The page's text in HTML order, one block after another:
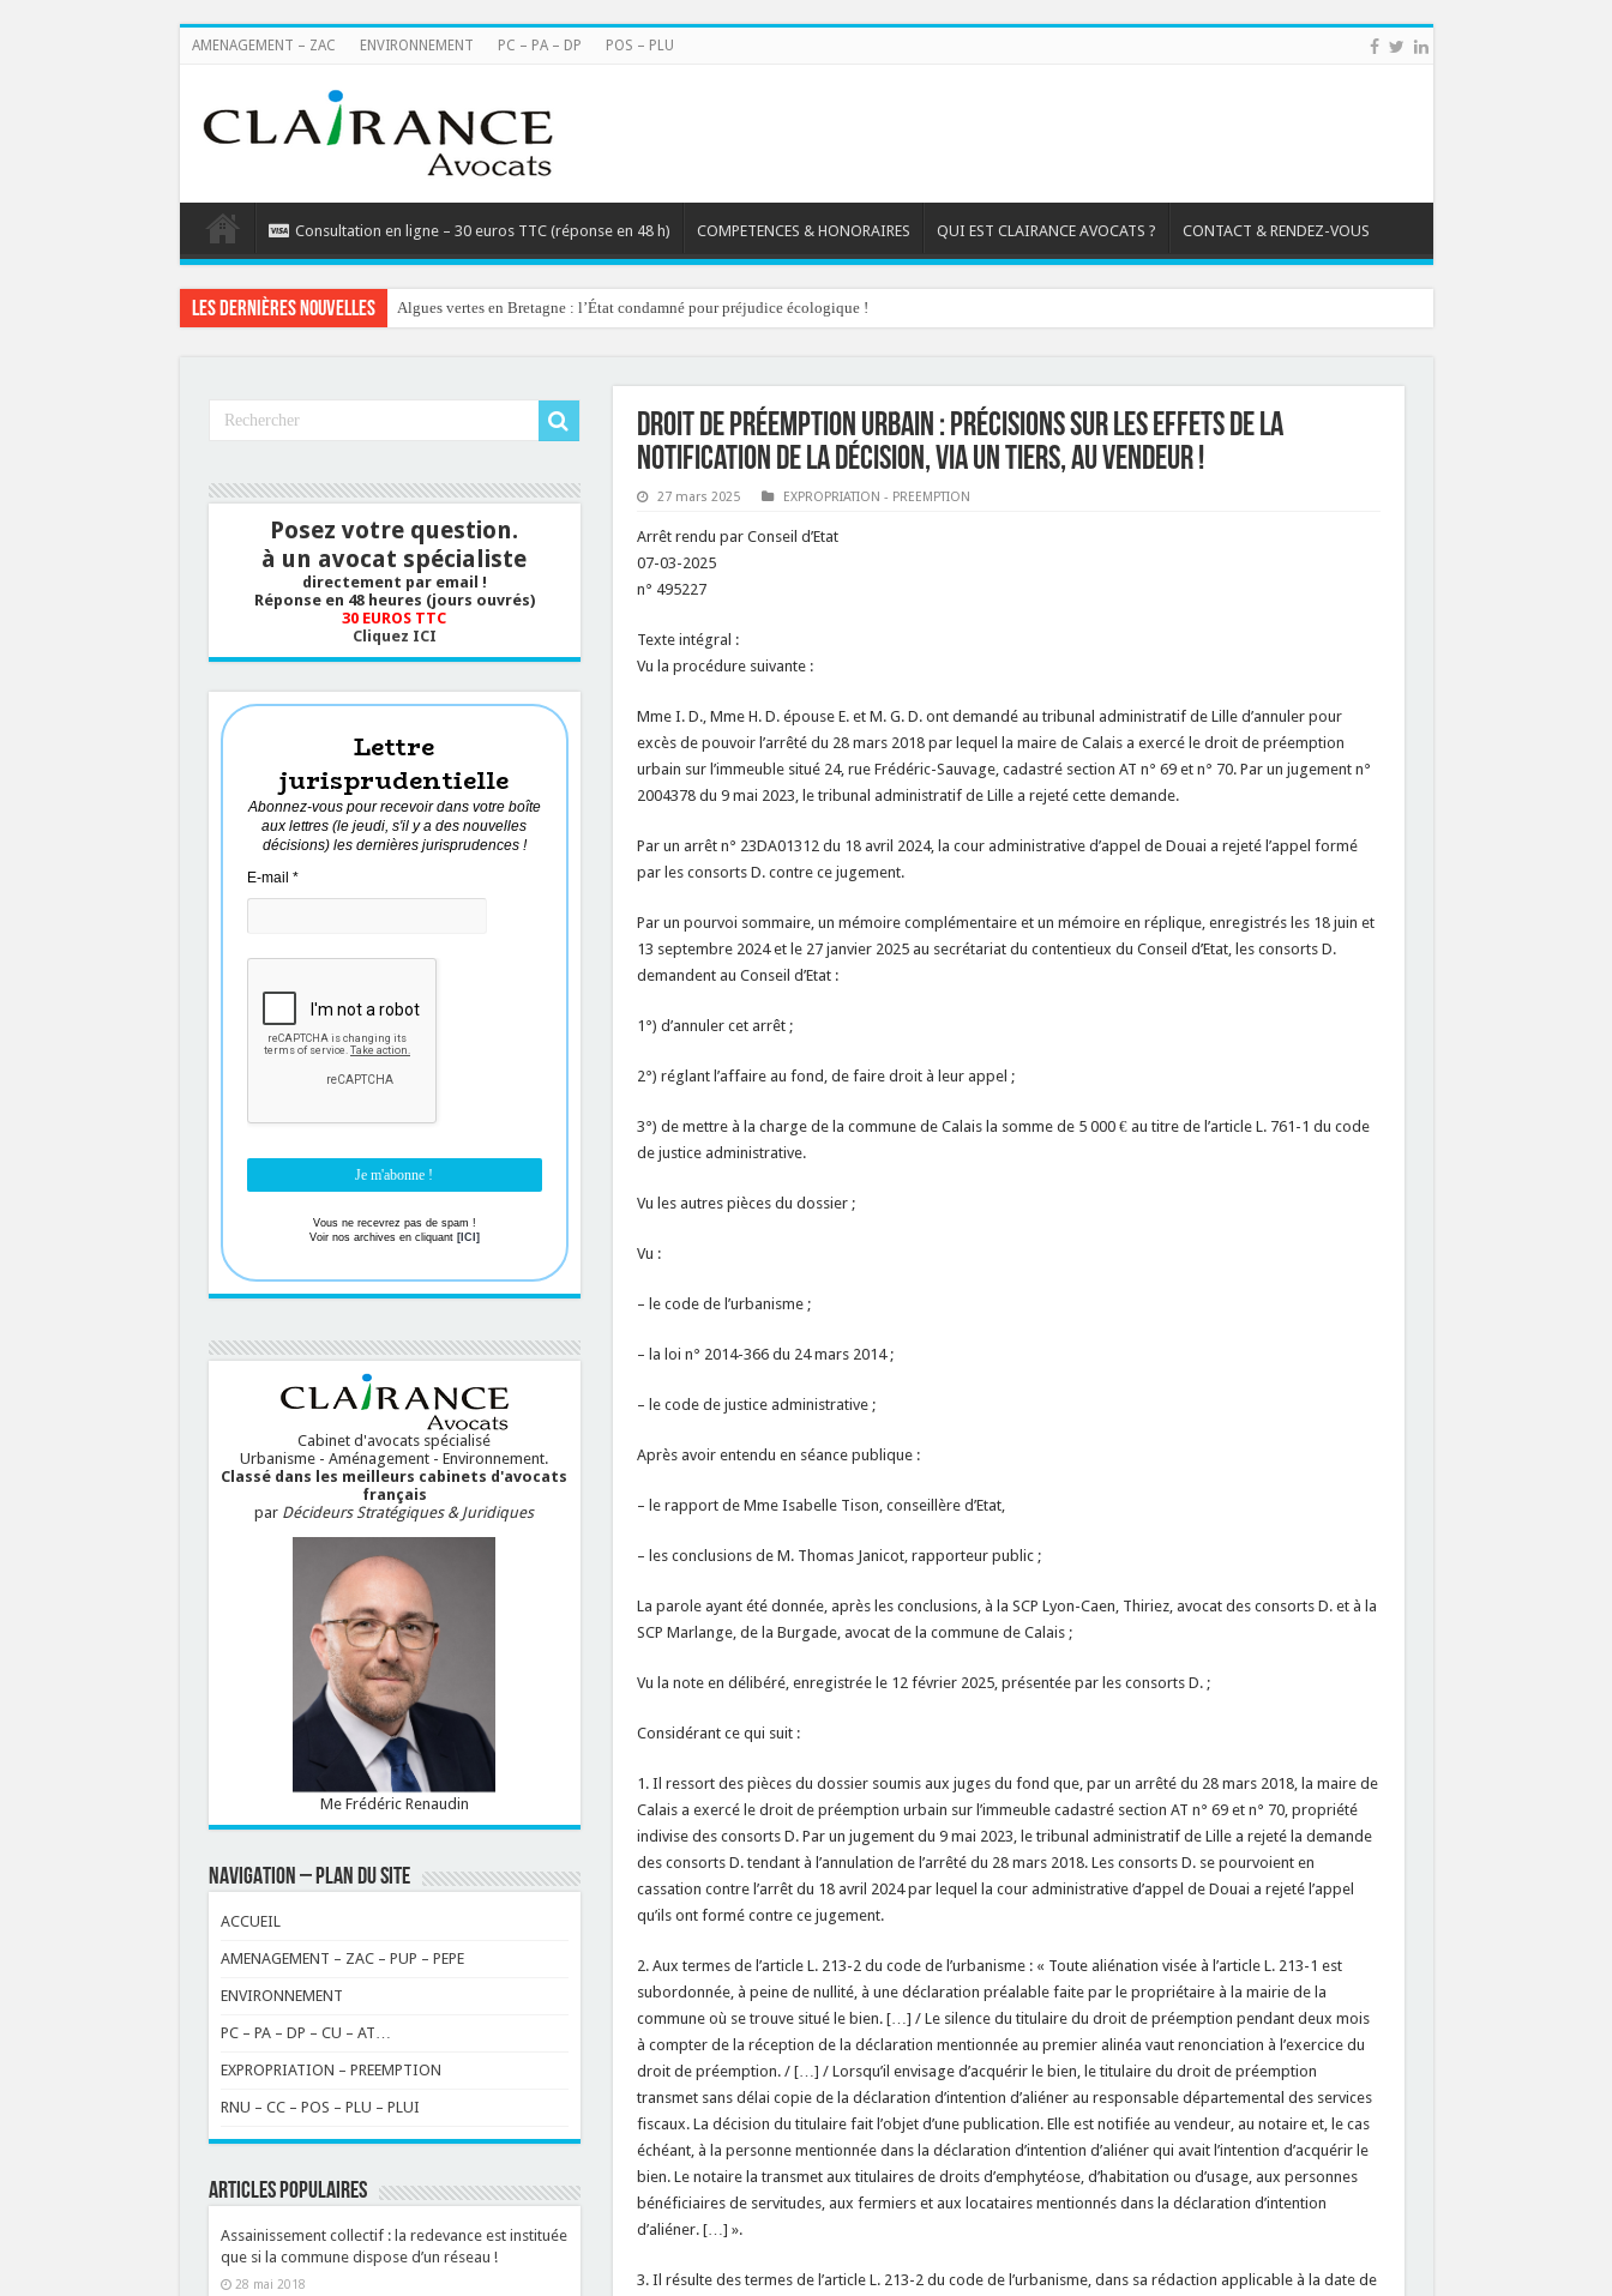
AMENAGEMENT – ZAC ENVIRONNEMENT PC – PA – DP POS – PLU
Consultation en ligne – 30 euros TTC (réponse en 48 h) COMPETENCES & HONORAIRES QUI EST CLAIRANCE AVOCATS ? CONTACT & RENDEZ-VOUS
Les dernières nouvelles Algues vertes en Bretagne : l’État condamné pour préjudice écologique !
Droit de préemption urbain : précisions sur les effets de la
notification de la décision, via un tiers, au vendeur !
27 mars 2025 EXPROPRIATION - PREEMPTION
Arrêt rendu par Conseil d’Etat
07-03-2025
n° 495227
Texte intégral :
Vu la procédure suivante :
Mme I. D., Mme H. D. épouse E. et M. G. D. ont demandé au tribunal administratif de Lille d’annuler pour
excès de pouvoir l’arrêté du 28 mars 2018 par lequel la maire de Calais a exercé le droit de préemption
urbain sur l’immeuble situé 24, rue Frédéric-Sauvage, cadastré section AT n° 69 et n° 70. Par un jugement n°
2004378 du 9 mai 2023, le tribunal administratif de Lille a rejeté cette demande.
Par un arrêt n° 23DA01312 du 18 avril 2024, la cour administrative d’appel de Douai a rejeté l’appel formé
par les consorts D. contre ce jugement.
Par un pourvoi sommaire, un mémoire complémentaire et un mémoire en réplique, enregistrés les 18 juin et
13 septembre 2024 et le 27 janvier 2025 au secrétariat du contentieux du Conseil d’Etat, les consorts D.
demandent au Conseil d’Etat :
1°) d’annuler cet arrêt ;
2°) réglant l’affaire au fond, de faire droit à leur appel ;
3°) de mettre à la charge de la commune de Calais la somme de 5 000 € au titre de l’article L. 761-1 du code
de justice administrative.
Vu les autres pièces du dossier ;
Vu :
– le code de l’urbanisme ;
– la loi n° 2014-366 du 24 mars 2014 ;
– le code de justice administrative ;
Après avoir entendu en séance publique :
– le rapport de Mme Isabelle Tison, conseillère d’Etat,
– les conclusions de M. Thomas Janicot, rapporteur public ;
La parole ayant été donnée, après les conclusions, à la SCP Lyon-Caen, Thiriez, avocat des consorts D. et à la
SCP Marlange, de la Burgade, avocat de la commune de Calais ;
Vu la note en délibéré, enregistrée le 12 février 2025, présentée par les consorts D. ;
Considérant ce qui suit :
1. Il ressort des pièces du dossier soumis aux juges du fond que, par un arrêté du 28 mars 2018, la maire de
Calais a exercé le droit de préemption urbain sur l’immeuble cadastré section AT n° 69 et n° 70, propriété
indivise des consorts D. Par un jugement du 9 mai 2023, le tribunal administratif de Lille a rejeté la demande
des consorts D. tendant à l’annulation de l’arrêté du 28 mars 2018. Les consorts D. se pourvoient en
cassation contre l’arrêt du 18 avril 2024 par lequel la cour administrative d’appel de Douai a rejeté l’appel
qu’ils ont formé contre ce jugement.
2. Aux termes de l’article L. 213-2 du code de l’urbanisme : « Toute aliénation visée à l’article L. 213-1 est
subordonnée, à peine de nullité, à une déclaration préalable faite par le propriétaire à la mairie de la
commune où se trouve situé le bien. […] / Le silence du titulaire du droit de préemption pendant deux mois
à compter de la réception de la déclaration mentionnée au premier alinéa vaut renonciation à l’exercice du
droit de préemption. / […] / Lorsqu’il envisage d’acquérir le bien, le titulaire du droit de préemption
transmet sans délai copie de la déclaration d’intention d’aliéner au responsable départemental des services
fiscaux. La décision du titulaire fait l’objet d’une publication. Elle est notifiée au vendeur, au notaire et, le cas
échéant, à la personne mentionnée dans la déclaration d’intention d’aliéner qui avait l’intention d’acquérir le
bien. Le notaire la transmet aux titulaires de droits d’emphytéose, d’habitation ou d’usage, aux personnes
bénéficiaires de servitudes, aux fermiers et aux locataires mentionnés dans la déclaration d’intention
d’aliéner. […] ».
3. Il résulte des termes de l’article L. 213-2 du code de l’urbanisme, dans sa rédaction applicable à la date de
Posez votre question.
à un avocat spécialiste
directement par email !
Réponse en 48 heures (jours ouvrés)
30 EUROS TTC
Cliquez ICI
Lettre
jurisprudentielle
Abonnez-vous pour recevoir dans votre boîte
aux lettres (le jeudi, s'il y a des nouvelles
décisions) les dernières jurisprudences !
E-mail *
Vous ne recevrez pas de spam !
Voir nos archives en cliquant [ICI]
Cabinet d'avocats spécialisé
Urbanisme - Aménagement - Environnement.
Classé dans les meilleurs cabinets d'avocats
français
par Décideurs Stratégiques & Juridiques
Me Frédéric Renaudin
NAVIGATION – PLAN DU SITE
ACCUEIL
AMENAGEMENT – ZAC – PUP – PEPE
ENVIRONNEMENT
PC – PA – DP – CU – AT…
EXPROPRIATION – PREEMPTION
RNU – CC – POS – PLU – PLUI
ARTICLES POPULAIRES
Assainissement collectif : la redevance est instituée
que si la commune dispose d’un réseau !
28 mai 2018